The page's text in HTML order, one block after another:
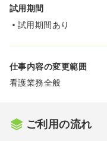
試用期間
試用期間あり
仕事内容の変更範囲
看護業務全般
ご利用の流れ